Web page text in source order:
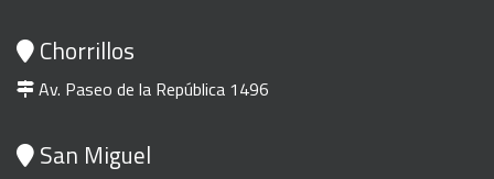
Chorrillos
Av. Paseo de la República 1496
San Miguel